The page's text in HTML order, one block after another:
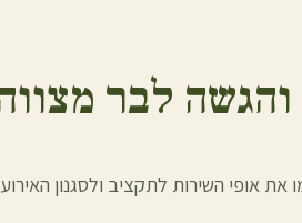
לבר
את אופי השירות לתקציב ולסגנון